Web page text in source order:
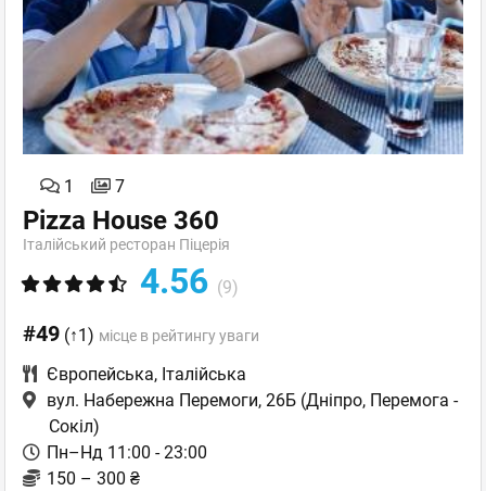
1 7
Pizza House 360
Італійський ресторан Піцерія
4.56 (9)
#49 (↑1) місце в рейтингу уваги
Європейська, Італійська
вул. Набережна Перемоги, 26Б (Дніпро, Перемога -
Сокіл)
Пн–Нд 11:00 - 23:00
150 – 300 ₴